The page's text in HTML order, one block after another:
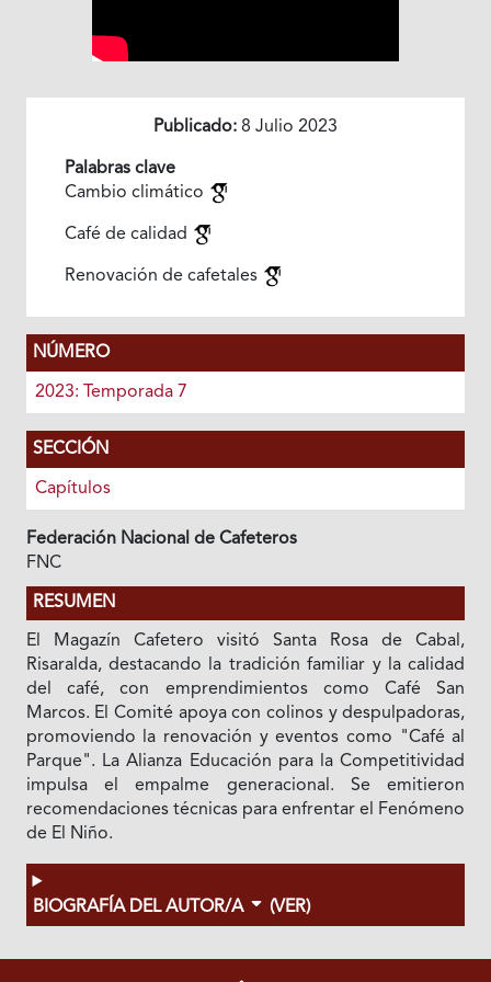
Publicado: 8 Julio 2023
Palabras clave
Cambio climático
Café de calidad
Renovación de cafetales
NÚMERO
2023: Temporada 7
SECCIÓN
Capítulos
Federación Nacional de Cafeteros
FNC
RESUMEN
El Magazín Cafetero visitó Santa Rosa de Cabal,
Risaralda, destacando la tradición familiar y la calidad
del café, con emprendimientos como Café San
Marcos. El Comité apoya con colinos y despulpadoras,
promoviendo la renovación y eventos como "Café al
Parque". La Alianza Educación para la Competitividad
impulsa el empalme generacional. Se emitieron
recomendaciones técnicas para enfrentar el Fenómeno
de El Niño.
BIOGRAFÍA DEL AUTOR/A (VER)